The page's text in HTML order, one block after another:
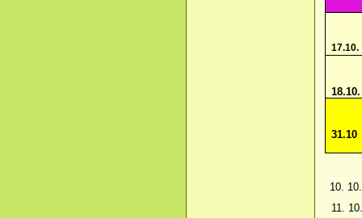
17.10.
18.10.
31.10
10.
11.